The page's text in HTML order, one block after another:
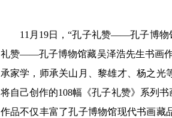
11月19日，“孔子礼赞——孔子博物
礼赞——孔子博物馆藏吴泽浩先生书画
承家学，师承关山月、黎雄才、杨之
将自己创作的108幅《孔子礼赞》系列
作品不仅丰富了孔子博物馆现代书画藏